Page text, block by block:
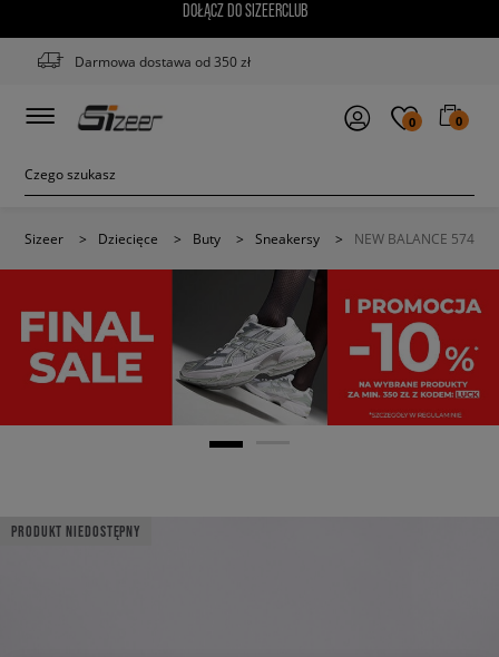
DOŁĄCZ DO SIZEERCLUB
Darmowa dostawa od 350 zł
0 0
Sizeer > Dziecięce > Buty > Sneakersy > NEW BALANCE 574
PRODUKT NIEDOSTĘPNY